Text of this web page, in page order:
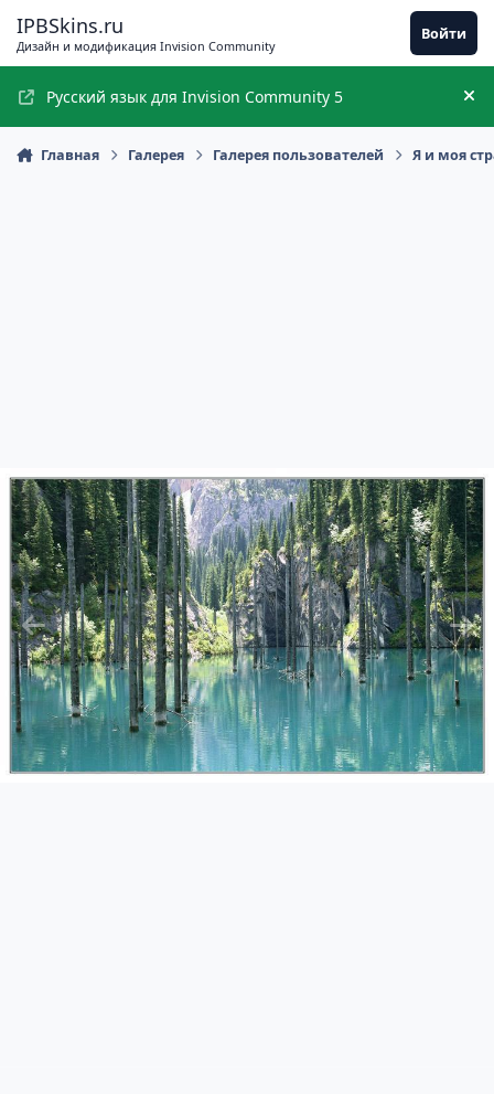
IPBSkins.ru
Дизайн и модификация Invision Community
Войти
Русский язык для Invision Community 5
Главная Галерея Галерея пользователей Я и моя